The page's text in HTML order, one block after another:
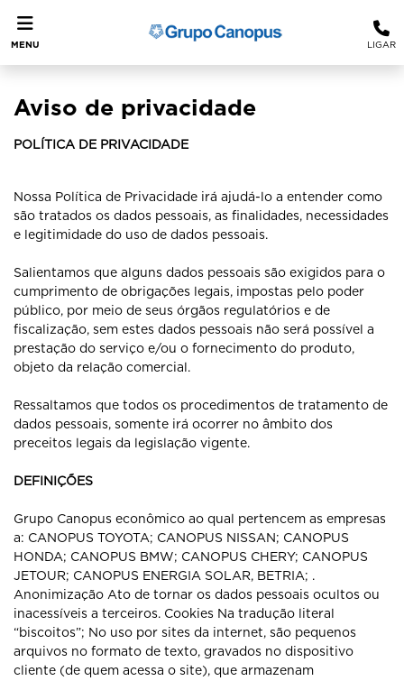
MENU LIGAR
Aviso de privacidade
POLÍTICA DE PRIVACIDADE
Nossa Política de Privacidade irá ajudá-lo a entender como
são tratados os dados pessoais, as finalidades, necessidades
e legitimidade do uso de dados pessoais.
Salientamos que alguns dados pessoais são exigidos para o
cumprimento de obrigações legais, impostas pelo poder
público, por meio de seus órgãos regulatórios e de
fiscalização, sem estes dados pessoais não será possível a
prestação do serviço e/ou o fornecimento do produto,
objeto da relação comercial.
Ressaltamos que todos os procedimentos de tratamento de
dados pessoais, somente irá ocorrer no âmbito dos
preceitos legais da legislação vigente.
DEFINIÇÕES
Grupo Canopus econômico ao qual pertencem as empresas
a: CANOPUS TOYOTA; CANOPUS NISSAN; CANOPUS
HONDA; CANOPUS BMW; CANOPUS CHERY; CANOPUS
JETOUR; CANOPUS ENERGIA SOLAR, BETRIA; .
Anonimização Ato de tornar os dados pessoais ocultos ou
inacessíveis a terceiros. Cookies Na tradução literal
“biscoitos”; No uso por sites da internet, são pequenos
arquivos no formato de texto, gravados no dispositivo
cliente (de quem acessa o site), que armazenam